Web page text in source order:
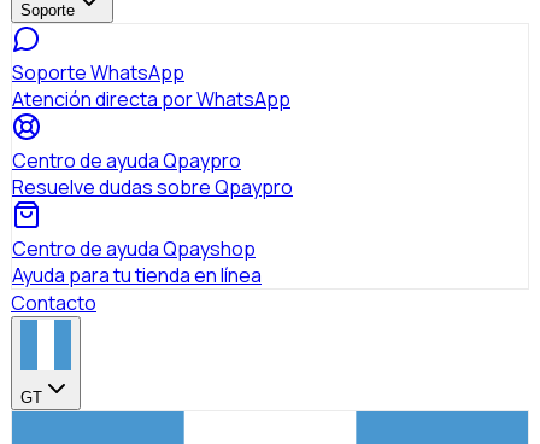
Soporte
Soporte WhatsApp
Atención directa por WhatsApp
Centro de ayuda Qpaypro
Resuelve dudas sobre Qpaypro
Centro de ayuda Qpayshop
Ayuda para tu tienda en línea
Contacto
GT